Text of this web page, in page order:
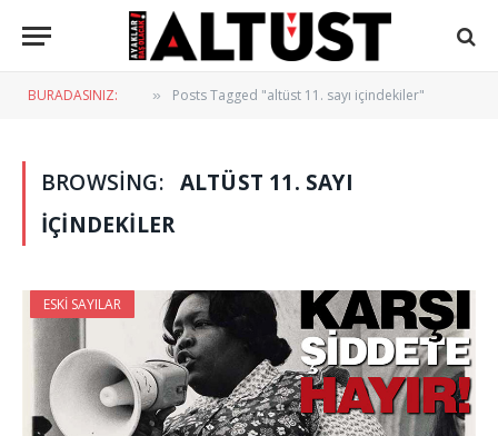
BURADASINIZ: » Posts Tagged "altüst 11. sayı içindekiler"
BROWSING: ALTÜST 11. SAYI
IÇINDEKILER
ESKI SAYILAR